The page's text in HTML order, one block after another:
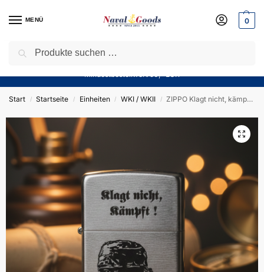
MENÜ 0
Sparen Sie jetzt bares Geld! — Mit unserem Gutschein
Mindestbestellwert 50,- EUR
Start / Startseite / Einheiten / WKI / WKII / ZIPPO Klagt nicht, kämpft! – Sturmfeuerzeug m. Print – German Army